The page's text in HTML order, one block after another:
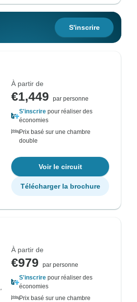
S'inscrire
À partir de
€1,449
par personne
S'inscrire pour réaliser des
économies
Prix basé sur une chambre
double
Voir le circuit
Télécharger la brochure
À partir de
€979
par personne
S'inscrire pour réaliser des
économies
Prix basé sur une chambre